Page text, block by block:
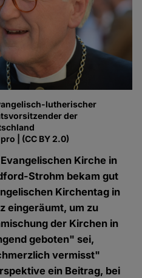
lutherischer
der
| (CC BY 2.0)
Kirche in
Strohm bekam gut
Kirchentag in
eingeräumt, um zu
der Kirchen in
geboten" sei,
vermisst"
ein Beitrag, bei